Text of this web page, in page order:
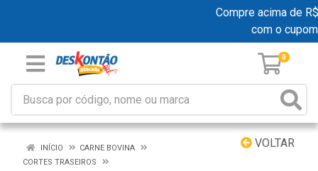
Compre acima de
com o cupom
0
VOLTAR
INÍCIO
CARNE BOVINA
CORTES TRASEIROS